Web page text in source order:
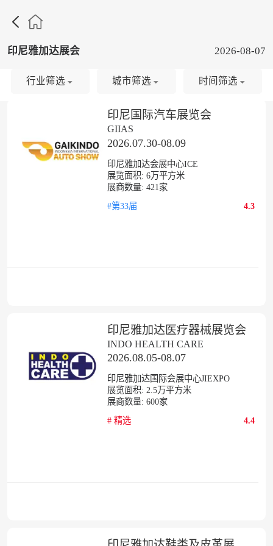

印尼雅加达展会 2026-08-07
印尼国际汽车展览会
GIIAS
2026.07.30-08.09
印尼雅加达会展中心ICE
展览面积: 6万平方米
展商数量: 421家
#第33届
4.3
印尼雅加达医疗器械展览会
INDO HEALTH CARE
2026.08.05-08.07
印尼雅加达国际会展中心JIEXPO
展览面积: 2.5万平方米
展商数量: 600家
# 精选 4.4
行业筛选 城市筛选 时间筛选